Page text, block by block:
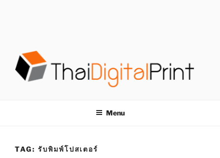
THAIDIGITALPRINT
Menu
TAG: รับพิมพ์โปสเตอร์